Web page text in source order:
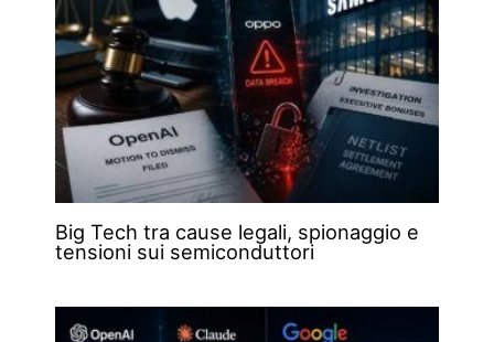
Big Tech tra cause legali, spionaggio e
tensioni sui semiconduttori